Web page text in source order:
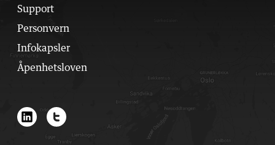
Support
Personvern
Infokapsler
Åpenhetsloven